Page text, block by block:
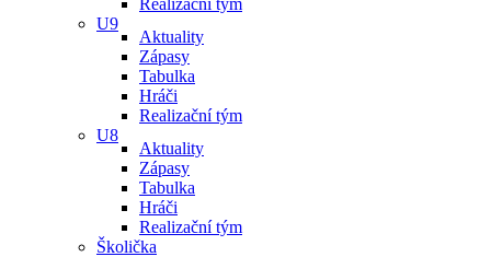
Realizační tým
U9
Aktuality
Zápasy
Tabulka
Hráči
Realizační tým
U8
Aktuality
Zápasy
Tabulka
Hráči
Realizační tým
Školička